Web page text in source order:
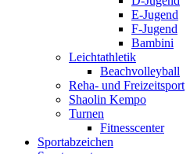
E-Jugend
F-Jugend
Bambini
Leichtathletik
Beachvolleyball
Reha- und Freizeitsport
Shaolin Kempo
Turnen
Fitnesscenter
Sportabzeichen